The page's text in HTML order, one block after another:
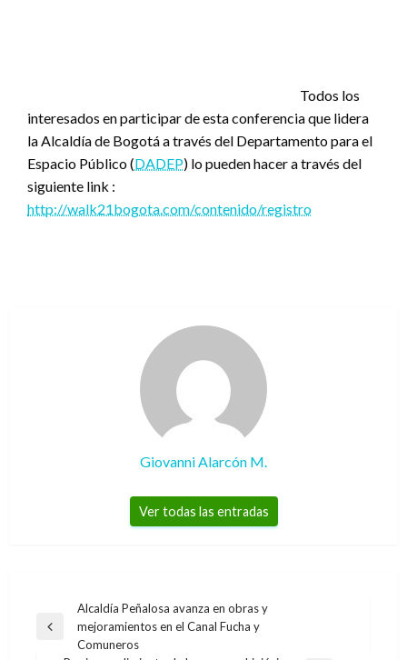
Todos los
interesados en participar de esta conferencia que lidera
la Alcaldía de Bogotá a través del Departamento para el
Espacio Público (DADEP) lo pueden hacer a través del
siguiente link :
http://walk21bogota.com/contenido/registro
Giovanni Alarcón M.
Ver todas las entradas
Navegación
de
Entrada
Alcaldía Peñalosa avanza en obras y
mejoramientos en el Canal Fucha y
Comuneros